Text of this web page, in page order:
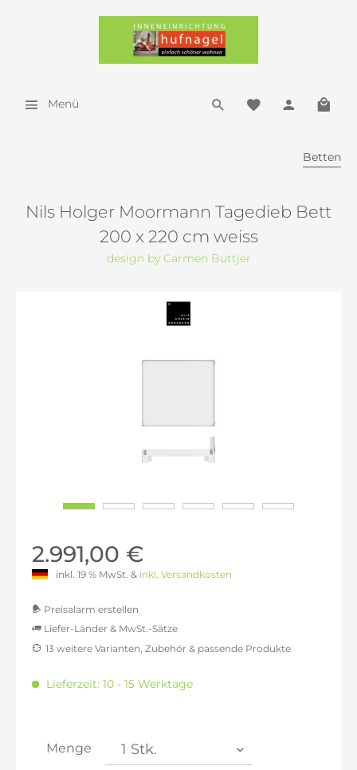
Menü
Betten
Nils Holger Moormann Tagedieb Bett
200 x 220 cm weiss
design by Carmen Buttjer
2.991,00 €
inkl. 19 % MwSt. & inkl. Versandkosten
Preisalarm erstellen
Liefer-Länder & MwSt.-Sätze
inkl. 16% MwSt.: 2.915,60 €
inkl. 20% MwSt.: 3.016,13 €
inkl. 21% MwSt.: 3.041,27 €
inkl. 22% MwSt.: 3.066,40 €
13 weitere Varianten, Zubehör & passende Produkte
Lieferzeit: 10 - 15 Werktage
Menge